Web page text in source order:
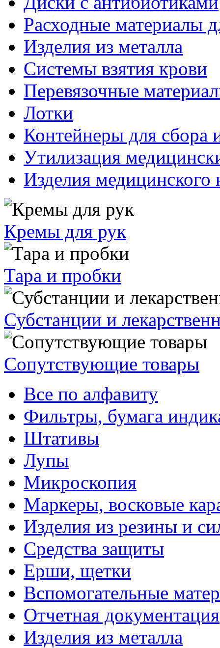
Расходные материалы
Изделия из металла
Системы взятия крови
Перевязочные
Лотки
Контейнеры для сбора
Утилизация
Изделия медицинского
Кремы для рук
Тара и пробки
Субстанции и
Сопутствующие товары
Все по алфавиту
Фильтры, бумага
Штативы
Лупы
Микроскопия
Маркеры, восковые
Изделия из резины и
Средства защиты
Ерши, щетки
Вспомогательные
Отчетная документация
Изделия из металла